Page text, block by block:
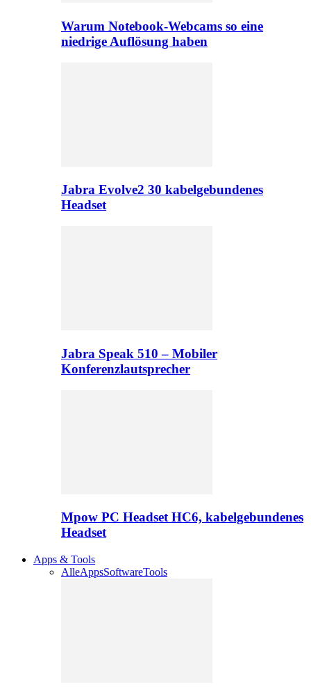
Warum Notebook-Webcams so eine
niedrige Auflösung haben
Jabra Evolve2 30 kabelgebundenes
Headset
Jabra Speak 510 – Mobiler
Konferenzlautsprecher
Mpow PC Headset HC6, kabelgebundenes
Headset
Apps & Tools
AlleAppsSoftwareTools